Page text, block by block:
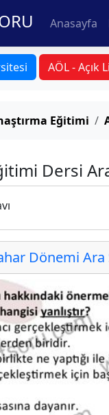
Anasayfa
AÖL - Açık
Eğitimi
Dersi
Dönemi Ara